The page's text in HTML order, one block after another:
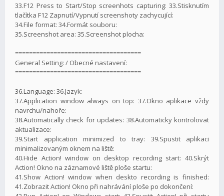
33.F12 Press to Start/Stop screenhots capturing: 33.Stisknutím
tlačítka F12 Zapnutí/Vypnutí screenshoty zachycující:
34.File format: 34.Formát souboru:
35.Screenshot area: 35.Screenshot plocha:
====================================
General Setting: / Obecné nastavení:
====================================
36.Language: 36.Jazyk:
37.Application window always on top: 37.Okno aplikace vždy
navrchu/nahoře:
38.Automatically check for updates: 38.Automaticky kontrolovat
aktualizace:
39.Start application minimized to tray: 39.Spustit aplikaci
minimalizovaným oknem na liště:
40.Hide Action! window on desktop recording start: 40.Skrýt
Action! Okno na záznamové liště ploše startu:
41.Show Action! window when deskto recording is finished:
41.Zobrazit Action! Okno při nahrávání ploše po dokončení: